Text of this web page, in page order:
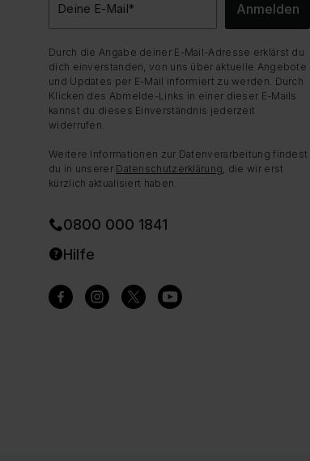
Deine E-Mail* Anmelden
Durch die Angabe deiner E-Mail-Adresse erklärst du
dich einverstanden, von uns über aktuelle Angebote
und Updates per E-Mail informiert zu werden. Durch
Klicken des Abmelde-Links in einer dieser E-Mails
kannst du dieses Einverständnis jederzeit
widerrufen.
Weitere Informationen zur Datenverarbeitung findest
du in unserer Datenschutzerklärung, die wir erst
kürzlich aktualisiert haben.
0800 000 1841
Hilfe